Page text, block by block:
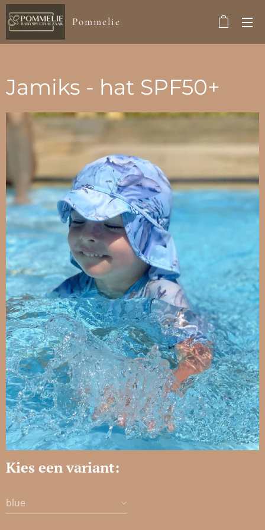
Pommelie
Jamiks - hat SPF50+
Kies een variant:
blue